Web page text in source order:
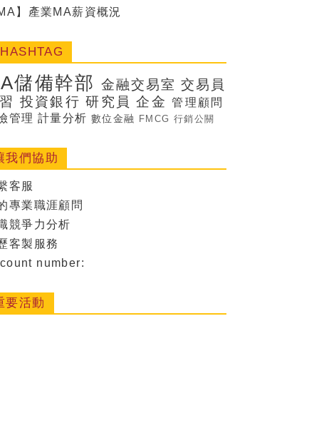
】產業MA薪資概況
儲備幹部 金融交易室 交易員
投資銀行 研究員 企金
管理顧問
管理 計量分析 數位金融 FMCG 行銷公關
我們協助
客服
專業職涯顧問
競爭力分析
客製服務
number:
要活動